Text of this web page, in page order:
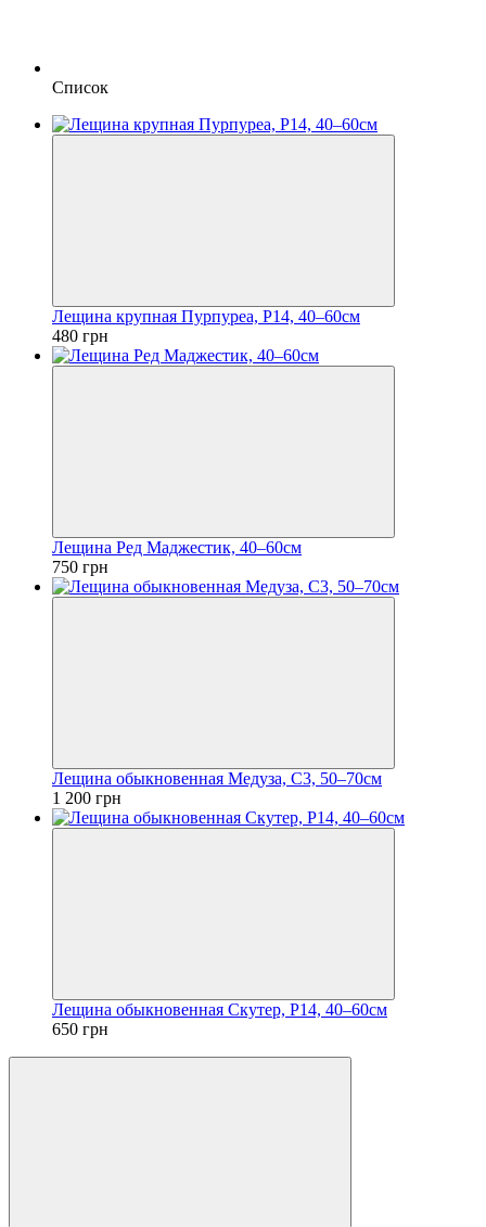
Список
Лещина крупная Пурпуреа, Р14, 40–60см
480 грн
Лещина Ред Маджестик, 40–60см
750 грн
Лещина обыкновенная Медуза, С3, 50–70см
1 200 грн
Лещина обыкновенная Скутер, Р14, 40–60см
650 грн